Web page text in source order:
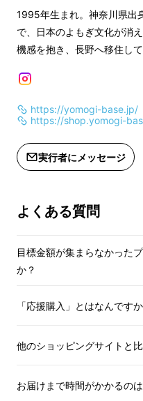
よもぎ文化を未来に
そのための初期製造
本事業を進めており
商
来成分だけで仕上げ
製造工程などの都合によ
が遅れる場合があります。
国内発送のみとなります。
1995年生まれ。神奈川県出
で、日本のよもぎ文化が消
機感を抱き、長野へ移住し
https://yomogi-base.jp/
https://shop.yomogi-
実行者にメッセージ
よくある質問
目標金額が集まらなかった
か？
「応援購入」とはなんです
他のショッピングサイトと
お届けまで時間がかかるの